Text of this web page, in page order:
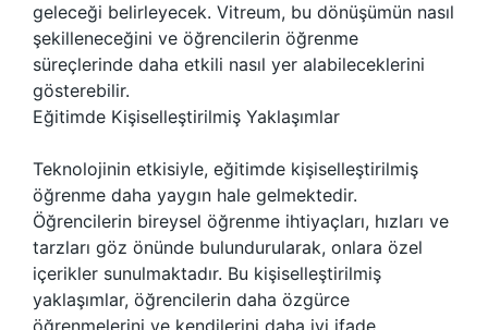
geleceği belirleyecek. Vitreum, bu dönüşümün nasıl
şekilleneceğini ve öğrencilerin öğrenme
süreçlerinde daha etkili nasıl yer alabileceklerini
gösterebilir.
Eğitimde Kişiselleştirilmiş Yaklaşımlar
Teknolojinin etkisiyle, eğitimde kişiselleştirilmiş
öğrenme daha yaygın hale gelmektedir.
Öğrencilerin bireysel öğrenme ihtiyaçları, hızları ve
tarzları göz önünde bulundurularak, onlara özel
içerikler sunulmaktadır. Bu kişiselleştirilmiş
yaklaşımlar, öğrencilerin daha özgürce
öğrenmelerini ve kendilerini daha iyi ifade